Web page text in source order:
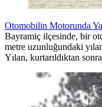
Otomobilin Motorunda
Bayramiç ilçesinde, bir
metre uzunluğundaki
Yılan, kurtarıldıktan